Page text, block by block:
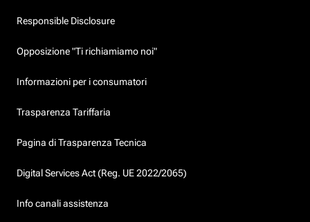
Responsible Disclosure
Opposizione "Ti richiamiamo noi"
Informazioni per i consumatori
Trasparenza Tariffaria
Pagina di Trasparenza Tecnica
Digital Services Act (Reg. UE 2022/2065)
Info canali assistenza